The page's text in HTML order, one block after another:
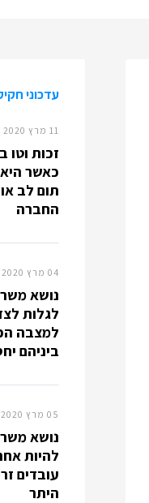
עדכוני
11 מרץ 2020
זכות וטו
כאשר
תום לב
החברה
04 מרץ 2020
נושא
לגלות
למצבה
ביניהם
05 מרץ 2020
נושא
להיות
עובדים
היתר